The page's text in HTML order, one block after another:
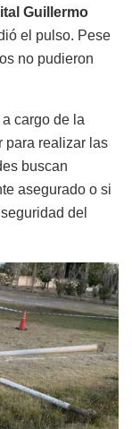
Guillermo
el pulso. Pese
no pudieron
cargo de la
para realizar las
buscan
asegurado o si
del